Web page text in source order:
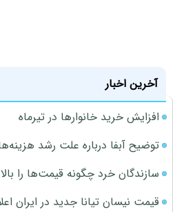
آخرین اخبار
افزایش خرید خانوارها در تیرماه
توضیح آبفا درباره علت رشد
سازندگان خرد چگونه قیمت‌ها را
قیمت نیسان تیانا جدید در ایران اعلام